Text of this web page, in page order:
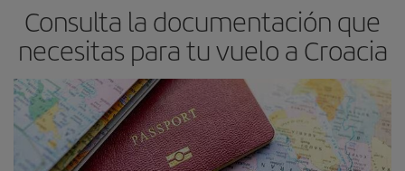
Consulta la documentación que
necesitas para tu vuelo a Croacia